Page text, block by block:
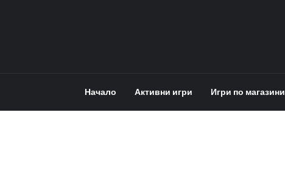
Начало Активни игри Игри по магазини